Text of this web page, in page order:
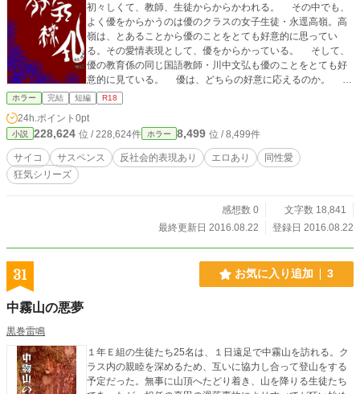
初々しくて、教師、生徒からからかわれる。 その中でも、
よく優をからかうのは優のクラスの女子生徒・永逕高嶺。高
嶺は、とあることから優のことをとても好意的に思ってい
る。その愛情表現として、優をからかっている。 そして、
優の教育係の同じ国語教師・川中文弘も優のことをとても好
意的に見ている。 優は、どちらの好意に応えるのか。 そ
れとも、応えないのか。 同じ男を愛した男女の恋愛劇が、
ホラー 完結 短編 R18
24h.ポイント 0pt
小説 228,624 位 / 228,624件 ホラー 8,499 位 / 8,499件
サイコ サスペンス 反社会的表現あり エロあり
同性愛
狂気シリーズ
感想数 0
文字数 18,841
最終更新日 2016.08.22
登録日 2016.08.22
31 お気に入り追加 3
中霧山の悪夢
黒巻雷鳴
１年Ｅ組の生徒たち25名は、１日遠足で中霧山を訪れる。ク
ラス内の親睦を深めるため、互いに協力し合って登山をする
予定だった。無事に山頂へたどり着き、山を降りる生徒たち